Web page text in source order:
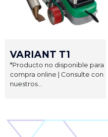
VARIANT T1
*Producto no disponible para
compra online | Consulte con
nuestros...